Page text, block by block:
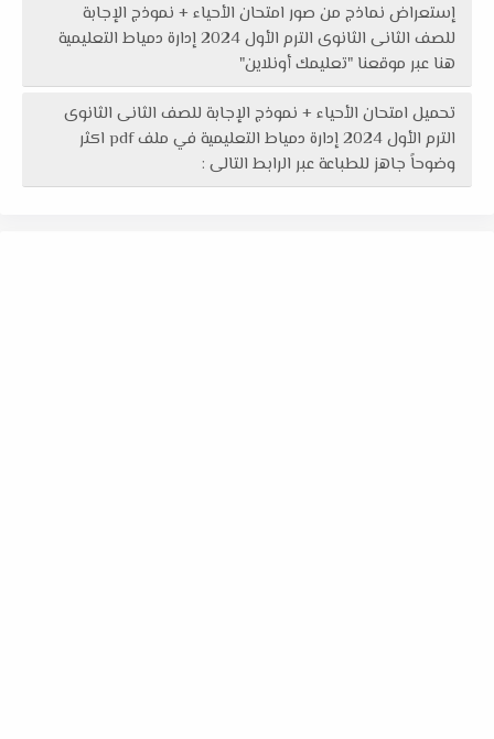
إستعراض نماذج من صور امتحان الأحياء + نموذج الإجابة
للصف الثانى الثانوى الترم الأول 2024 إدارة دمياط التعليمية
هنا عبر موقعنا "تعليمك أونلاين"
تحميل امتحان الأحياء + نموذج الإجابة للصف الثانى الثانوى
الترم الأول 2024 إدارة دمياط التعليمية في ملف pdf اكثر
وضوحاً جاهز للطباعة عبر الرابط التالى :